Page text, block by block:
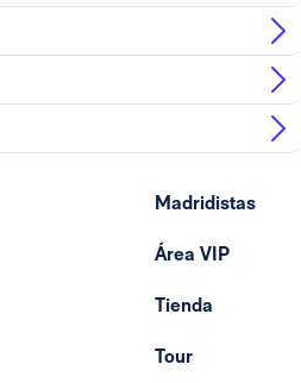
Madridistas
Área VIP
Tienda
Tour